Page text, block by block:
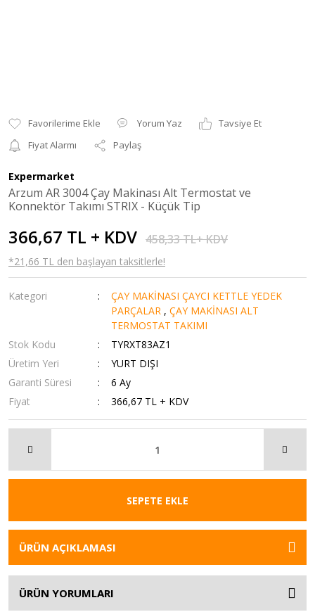
Yorum Yaz
Tavsiye Et
Fiyat Alarmı
Paylaş
Expermarket
Arzum AR 3004 Çay Makinası Alt Termostat ve
Konnektör Takımı STRIX - Küçük Tip
366,67 TL + KDV 458,33 TL+ KDV
*21,66 TL den başlayan taksitlerle!
Kategori
ÇAY MAKİNASI ÇAYCI KETTLE YEDEK
PARÇALAR ,ÇAY MAKİNASI ALT
TERMOSTAT TAKIMI
Stok Kodu
TYRXT83AZ1
Üretim Yeri
YURT DIŞI
Garanti Süresi
6 Ay
Fiyat
366,67 TL + KDV
SEPETE EKLE
ÜRÜN AÇIKLAMASI
ÜRÜN YORUMLARI